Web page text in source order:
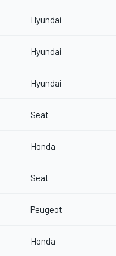
Hyundai
Hyundai
Hyundai
Seat
Honda
Seat
Peugeot
Honda